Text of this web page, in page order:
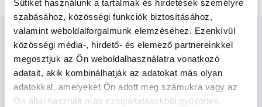
Sütiket használunk a tartalmak és hirdetések személyre
szabásához, közösségi funkciók biztosításához,
valamint weboldalforgalmunk elemzéséhez. Ezenkívül
közösségi média-, hirdető- és elemező partnereinkkel
megosztjuk az Ön weboldalhasználatra vonatkozó
adatait, akik kombinálhatják az adatokat más olyan
adatokkal, amelyeket Ön adott meg számukra vagy az
Ön által használt más szolgáltatásokból gyűjtöttek.
Ortopédus - Ortopédia